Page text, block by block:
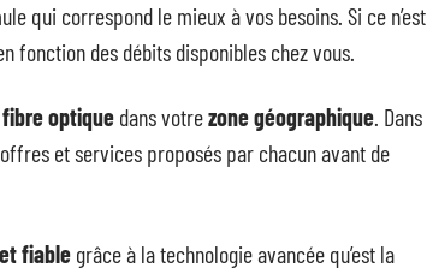
qui correspond le mieux à vos besoins. Si ce n’est
fonction des débits disponibles chez vous.
fibre optique dans votrezone géographique. Dans
et services proposés par chacun avant de
fiable grâce à la technologie avancée qu’est la